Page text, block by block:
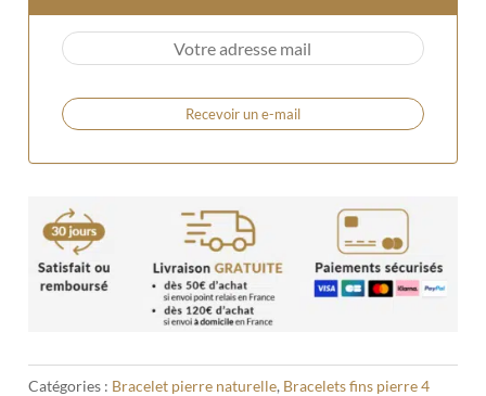
Recevoir un e-mail
Catégories : Bracelet pierre naturelle, Bracelets fins pierre 4